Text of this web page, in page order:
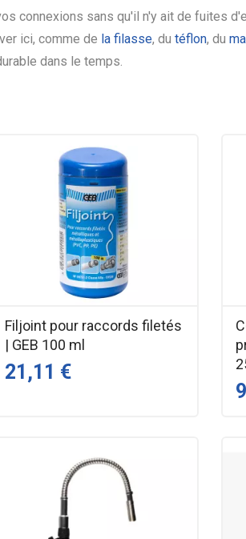
connexions sans qu'il n'y ait de fuites
ici, comme de la filasse, du téflon, du
dans le temps.
Filjoint pour raccords filetés
| GEB 100 ml
21,11 €